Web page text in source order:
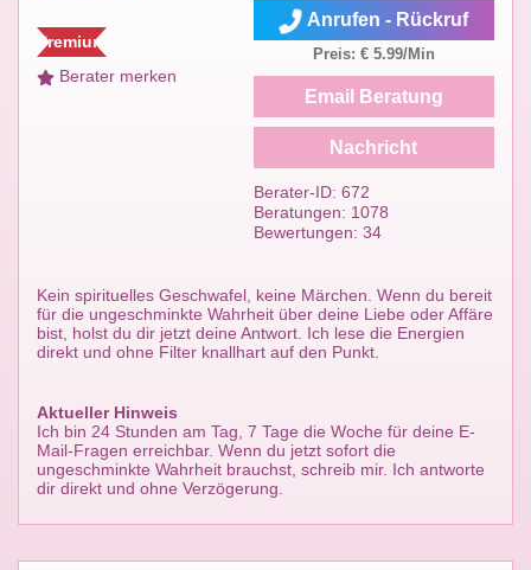
Premium
Berater merken
Kein spirituelles Geschwafel, keine Märchen. Wenn du bereit
für die ungeschminkte Wahrheit über deine Liebe oder Affäre
bist, holst du dir jetzt deine Antwort. Ich lese die Energien
direkt und ohne Filter knallhart auf den Punkt.
Aktueller Hinweis
Ich bin 24 Stunden am Tag, 7 Tage die Woche für deine E-
Mail-Fragen erreichbar. Wenn du jetzt sofort die
ungeschminkte Wahrheit brauchst, schreib mir. Ich antworte
dir direkt und ohne Verzögerung.
Anrufen - Rückruf
Preis: € 5.99/Min
Email Beratung
Nachricht
Berater-ID: 672
Beratungen: 1078
Bewertungen: 34